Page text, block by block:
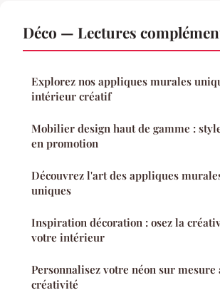
Déco — Lectures
Explorez nos appliques murales
intérieur créatif
Mobilier design haut de gamme :
en promotion
Découvrez l'art des appliques
uniques
Inspiration décoration : osez la
votre intérieur
Personnalisez votre néon sur mesure
créativité